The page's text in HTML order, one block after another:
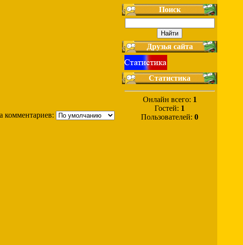
комментариев:
Поиск
Друзья сайта
Статистика
Онлайн всего: 1
Гостей: 1
Пользователей: 0